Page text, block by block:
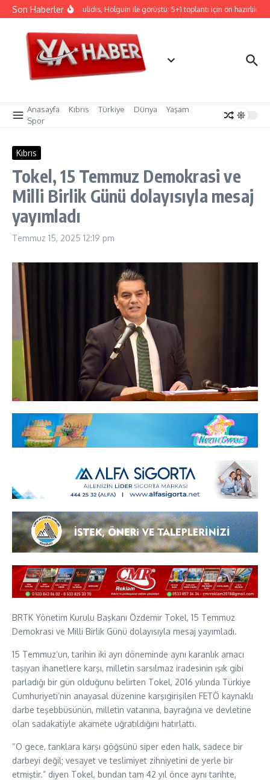
İçeriğe atla
Son HaberlerHristodulidis, Holguin ile görüştü: 5+1 toplantı için ön hazırlık
Anasayfa Kıbrıs Türkiye Dünya
Yaşam
Spor
Kıbrıs
Tokel, 15 Temmuz Demokrasi ve
Milli Birlik Günü dolayısıyla mesaj
yayımladı
Temmuz 15, 2025 12:19 pm
BRTK Yönetim Kurulu Başkanı Özdemir Tokel, 15 Temmuz
Demokrasi ve Milli Birlik Günü dolayısıyla mesaj yayımladı.
15 Temmuz’un, tarihin iki ayrı döneminde aynı karanlık amacı
taşıyan ihanetlere karşı, milletin sarsılmaz iradesinin ışık gibi
parladığı bir gün olduğunu belirten Tokel, 2016 yılında Türkiye
Cumhuriyeti’nin anayasal düzenine karşıgirişilen FETÖ kaynaklı
darbe teşebbüsünün, milletin vatanına, bayrağına ve devletine
olan sadakatiyle akamete uğratıldığını hatırlattı.
“O gece, tanklara karşı göğsünü siper eden halk, sadece bir
darbeyi değil; vesayet ve teslimiyet zihniyetini de yerle bir
etmiştir.” diyen Tokel, bundan tam 42 yıl önce aynı tarihte,